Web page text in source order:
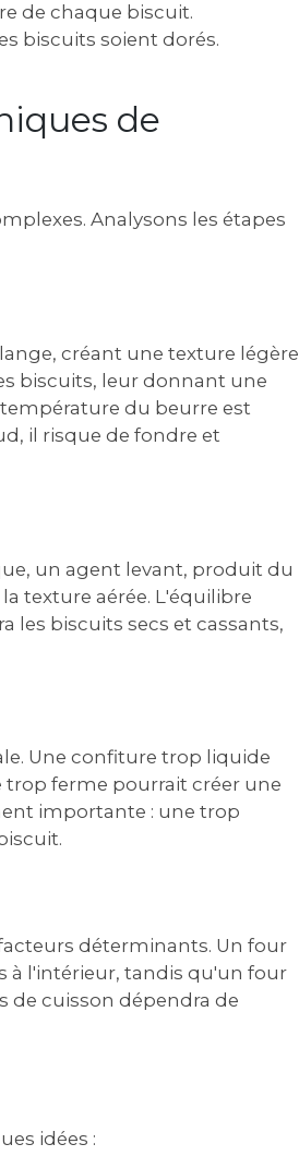
de chaque biscuit.
biscuits soient dorés.
de
Analysons les étapes
créant une texture légère
biscuits, leur donnant une
du beurre est
il risque de fondre et
un agent levant, produit du
texture aérée. L'équilibre
les biscuits secs et cassants,
Une confiture trop liquide
ferme pourrait créer une
importante : une trop
déterminants. Un four
à l'intérieur, tandis qu'un four
de cuisson dépendra de
idées :